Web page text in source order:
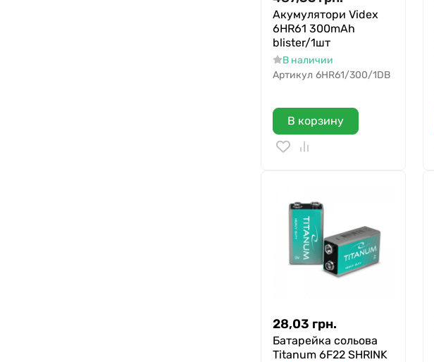
Акумулятори Videx
6HR61 300mAh
blister/1шт
В наличии
Артикул 6HR61/300/1DB
В корзину
28,03 грн.
Батарейка сольова
Titanum 6F22 SHRINK